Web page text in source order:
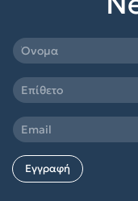
Εγγραφή